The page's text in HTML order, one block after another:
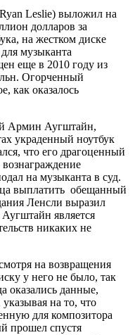
Leslie) выложил на
долларов за
на жестком диске
музыканта
еще в 2010 году из
Огорченный
как оказалось
Армин Аугштайн,
украденный ноутбук
что его драгоценный
на музыканта в суд.
выплатить обещанный
Ленсли выразил
является
никаких не
на возвращения
у него не было, так
оказались данные,
на то, что
для композитора
прошел спустя